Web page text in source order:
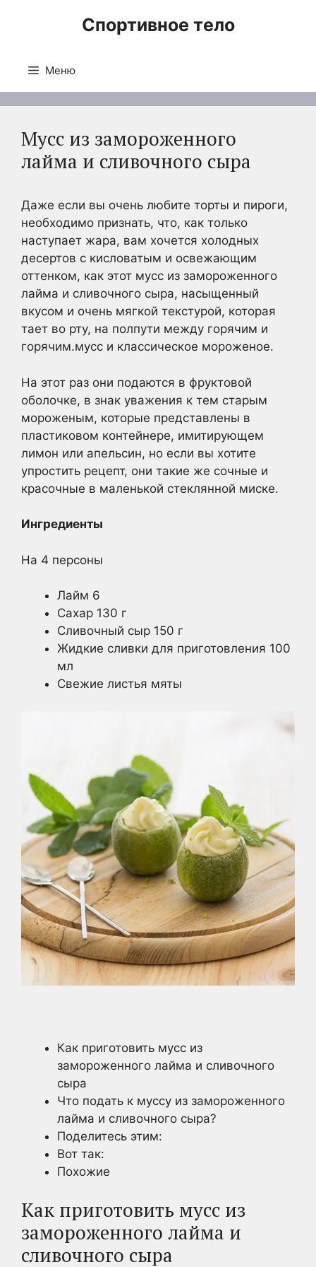
Спортивное тело
Меню
Мусс из замороженного
лайма и сливочного сыра
Даже если вы очень любите торты и пироги,
необходимо признать, что, как только
наступает жара, вам хочется холодных
десертов с кисловатым и освежающим
оттенком, как этот мусс из замороженного
лайма и сливочного сыра, насыщенный
вкусом и очень мягкой текстурой, которая
тает во рту, на полпути между горячим и
горячим.мусс и классическое мороженое.
На этот раз они подаются в фруктовой
оболочке, в знак уважения к тем старым
мороженым, которые представлены в
пластиковом контейнере, имитирующем
лимон или апельсин, но если вы хотите
упростить рецепт, они такие же сочные и
красочные в маленькой стеклянной миске.
Ингредиенты
На 4 персоны
Лайм 6
Сахар 130 г
Сливочный сыр 150 г
Жидкие сливки для приготовления 100
мл
Свежие листья мяты
Как приготовить мусс из
замороженного лайма и сливочного
сыра
Что подать к муссу из замороженного
лайма и сливочного сыра?
Поделитесь этим:
Вот так:
Похожие
Как приготовить мусс из
замороженного лайма и
сливочного сыра